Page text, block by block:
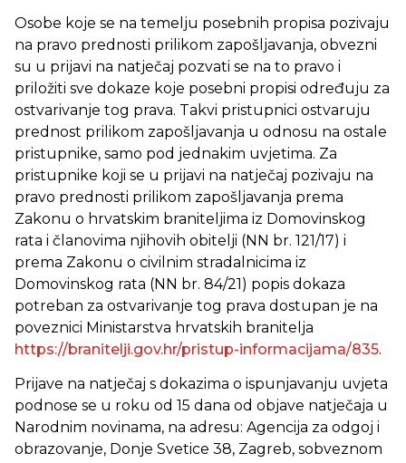
Osobe koje se na temelju posebnih propisa pozivaju
na pravo prednosti prilikom zapošljavanja, obvezni
su u prijavi na natječaj pozvati se na to pravo i
priložiti sve dokaze koje posebni propisi određuju za
ostvarivanje tog prava. Takvi pristupnici ostvaruju
prednost prilikom zapošljavanja u odnosu na ostale
pristupnike, samo pod jednakim uvjetima. Za
pristupnike koji se u prijavi na natječaj pozivaju na
pravo prednosti prilikom zapošljavanja prema
Zakonu o hrvatskim braniteljima iz Domovinskog
rata i članovima njihovih obitelji (NN br. 121/17) i
prema Zakonu o civilnim stradalnicima iz
Domovinskog rata (NN br. 84/21) popis dokaza
potreban za ostvarivanje tog prava dostupan je na
poveznici Ministarstva hrvatskih branitelja
https://branitelji.gov.hr/pristup-informacijama/835.
Prijave na natječaj s dokazima o ispunjavanju uvjeta
podnose se u roku od 15 dana od objave natječaja u
Narodnim novinama, na adresu: Agencija za odgoj i
obrazovanje, Donje Svetice 38, Zagreb, sobveznom